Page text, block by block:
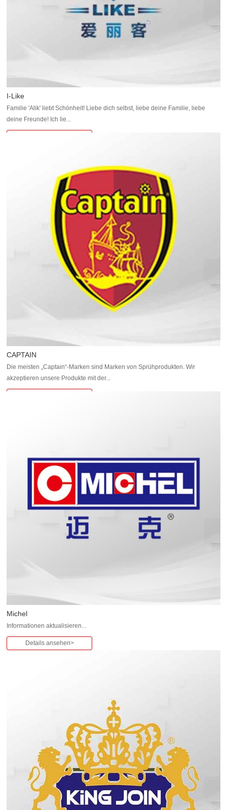
I-Like
Familie 'Alik' liebt Schönheit! Liebe dich selbst, liebe deine Familie, liebe
deine Freunde! Ich lie...
CAPTAIN
Die meisten „Captain“-Marken sind Marken von Sprühprodukten. Wir
akzeptieren unsere Produkte mit der...
Michel
Informationen aktualisieren...
Details ansehen>